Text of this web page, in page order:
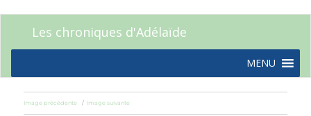
Les chroniques d'Adélaïde
MENU
Image précédente Image suivante